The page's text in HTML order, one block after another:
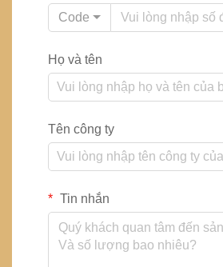
Code
Họ và tên
Tên công ty
Tin nhắn